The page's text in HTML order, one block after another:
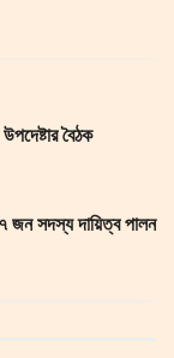
বৈঠক
জন সদস্য দায়িত্ব পালন